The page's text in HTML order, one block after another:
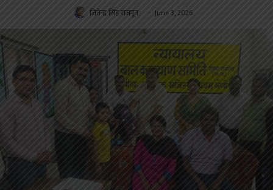
जितेन्द्र सिंह राजपूत June 3, 2026